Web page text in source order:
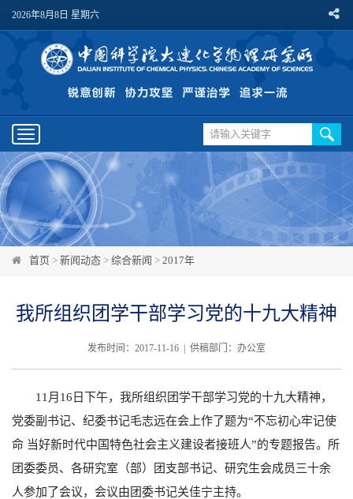
2026年8月8日 星期六
Toggle
navigation
首页 > 新闻动态 > 综合新闻 > 2017年
我所组织团学干部学习党的十九大精神
发布时间：2017-11-16 | 供稿部门：办公室
11月16日下午，我所组织团学干部学习党的十九大精神，
党委副书记、纪委书记毛志远在会上作了题为“不忘初心牢记使
命 当好新时代中国特色社会主义建设者接班人”的专题报告。所
团委委员、各研究室（部）团支部书记、研究生会成员三十余
人参加了会议，会议由团委书记关佳宁主持。